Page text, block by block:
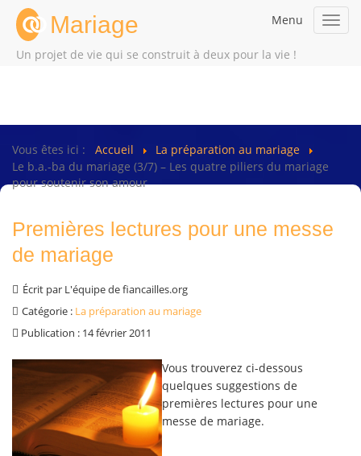
Mariage
Un projet de vie qui se construit à deux pour la vie !
Menu
Vous êtes ici : Accueil
La préparation au mariage
Le b.a.-ba du mariage (3/7) – Les quatre piliers du mariage
pour soutenir son amour
Premières lectures pour une messe
de mariage
Écrit par L'équipe de fiancailles.org
Catégorie : La préparation au mariage
Publication : 14 février 2011
Vous trouverez ci-dessous
quelques suggestions de
premières lectures pour une
messe de mariage.